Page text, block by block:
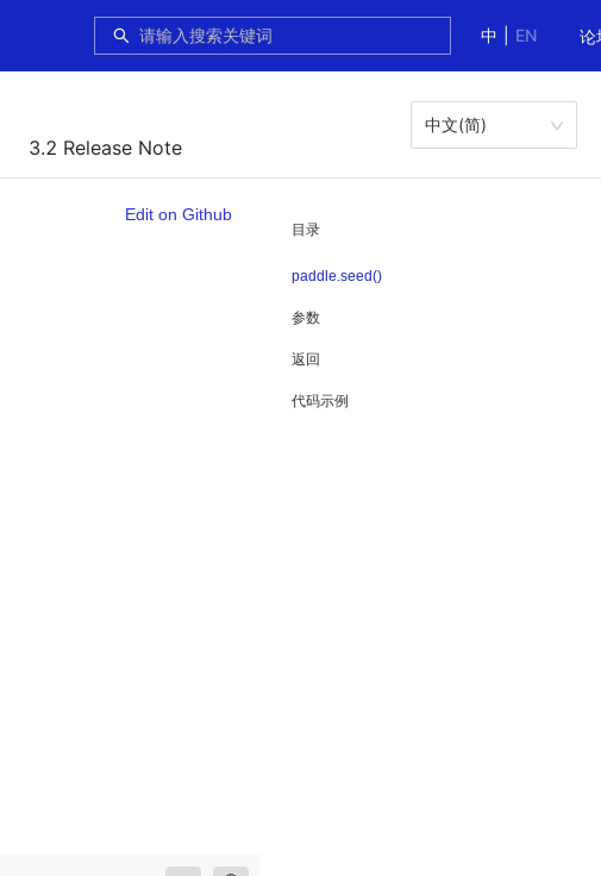
中
EN 论
3.2 Release Note
中文(简)
目录
paddle.seed()
参数
返回
代码示例
Edit on Github